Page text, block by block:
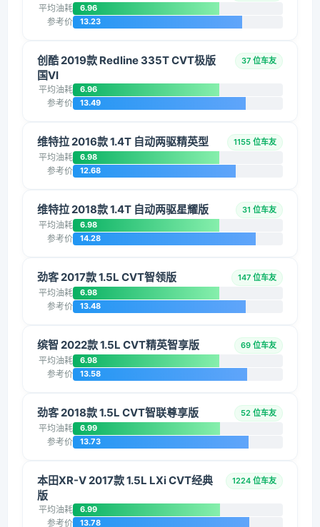
平均油耗 6.96
参考价 13.23
创酷 2019款 Redline 335T CVT极版
国VI
37 位车友
平均油耗 6.96
参考价 13.49
维特拉 2016款 1.4T 自动两驱精英型 1155 位车友
平均油耗 6.98
参考价 12.68
维特拉 2018款 1.4T 自动两驱星耀版 31 位车友
平均油耗 6.98
参考价 14.28
劲客 2017款 1.5L CVT智领版 147 位车友
平均油耗 6.98
参考价 13.48
缤智 2022款 1.5L CVT精英智享版 69 位车友
平均油耗 6.98
参考价 13.58
劲客 2018款 1.5L CVT智联尊享版 52 位车友
平均油耗 6.99
参考价 13.73
本田XR-V 2017款 1.5L LXi CVT经典
版
1224 位车友
平均油耗 6.99
参考价 13.78